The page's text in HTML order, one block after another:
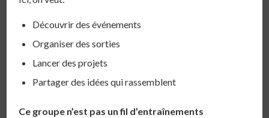
Découvrir des événements
Organiser des sorties
Lancer des projets
Partager des idées qui rassemblent
Ce groupe n’est pas un fil d’entraînements